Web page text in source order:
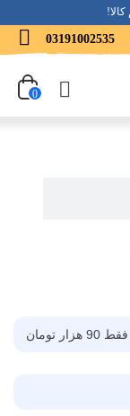
03191002535
0